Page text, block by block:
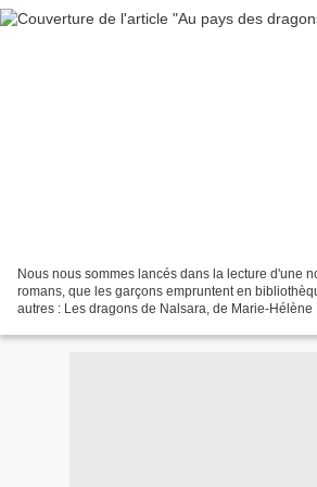
Nous nous sommes lancés dans la lecture d'une
romans, que les garçons empruntent en
autres : Les dragons de Nalsara, de Marie-Hélène